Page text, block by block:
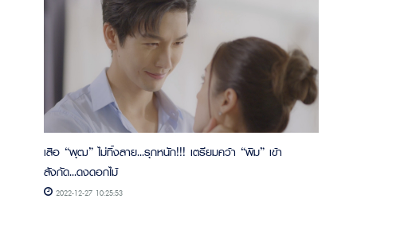
เสือ “พุฒ” ไม่ทิ้งลาย...รุกหนัก!!! เตรียมคว้า “พิม” เข้า
สังกัด...ดงดอกไม้
2022-12-27 10:25:53